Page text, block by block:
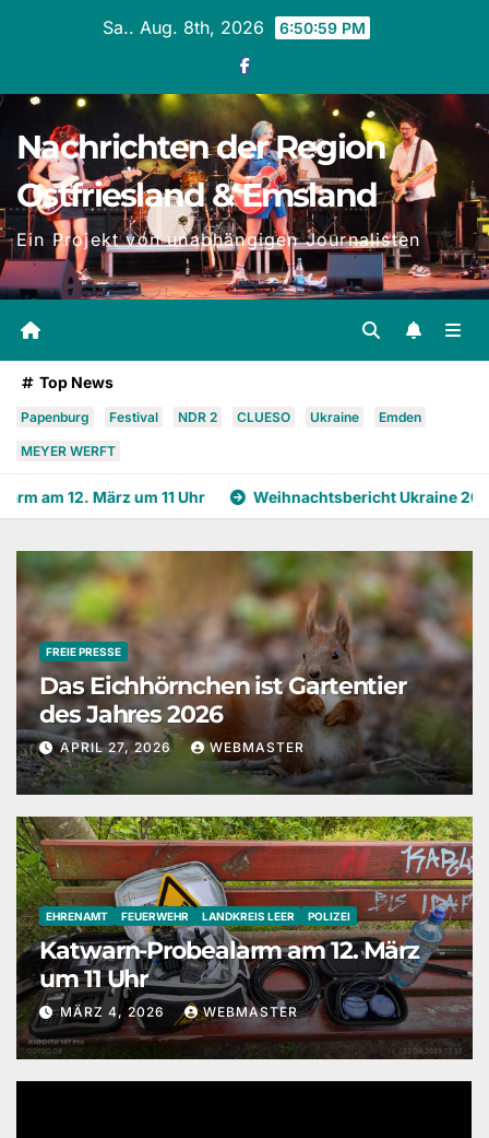
Sa.. Aug. 8th, 2026 6:51:01 PM
Nachrichten der Region
Ostfriesland & Emsland
Ein Projekt von unabhängigen Journalisten
Top News
Papenburg Festival NDR 2 CLUESO Ukraine Emden
MEYER WERFT
Uhr Weihnachtsbericht Ukraine 2025 GUNS N‘
FREIE PRESSE
Das Eichhörnchen ist Gartentier
des Jahres 2026
APRIL 27, 2026 WEBMASTER
EHRENAMT FEUERWEHR LANDKREIS LEER POLIZEI
Katwarn-Probealarm am 12. März
um 11 Uhr
MÄRZ 4, 2026 WEBMASTER